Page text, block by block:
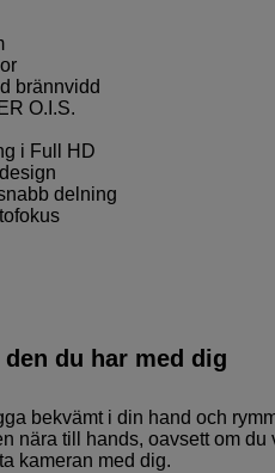
brännvidd
O.I.S.
i Full HD
delning
du har med dig
bekvämt i din hand och
nära till hands, oavsett om
kameran med dig.